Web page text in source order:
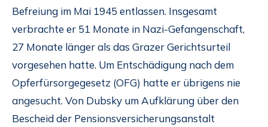
Befreiung im Mai 1945 entlassen. Insgesamt
verbrachte er 51 Monate in Nazi-Gefangenschaft,
27 Monate länger als das Grazer Gerichtsurteil
vorgesehen hatte. Um Entschädigung nach dem
Opferfürsorgegesetz (OFG) hatte er übrigens nie
angesucht. Von Dubsky um Aufklärung über den
Bescheid der Pensionsversicherungsanstalt